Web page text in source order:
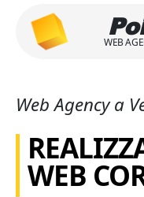
WEB
Web Agency a
WEB